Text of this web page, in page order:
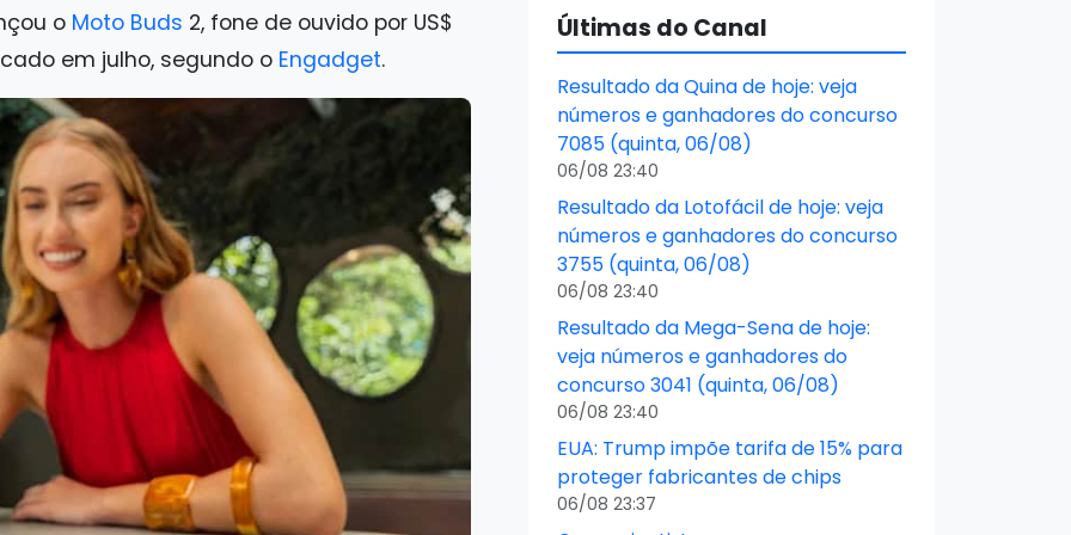
o Moto Buds 2, fone de ouvido por US$
em julho, segundo o Engadget.
Últimas do Canal
Resultado da Quina de hoje: veja
números e ganhadores do concurso
7085 (quinta, 06/08)
06/08 23:40
Resultado da Lotofácil de hoje: veja
números e ganhadores do concurso
3755 (quinta, 06/08)
06/08 23:40
Resultado da Mega-Sena de hoje:
veja números e ganhadores do
concurso 3041 (quinta, 06/08)
06/08 23:40
EUA: Trump impõe tarifa de 15% para
proteger fabricantes de chips
06/08 23:37